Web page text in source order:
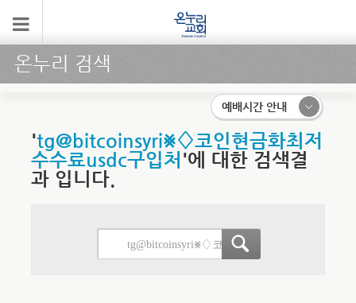
온누리 검색
예배시간 안내
'tg@bitcoinsyri⨳♢코인현금화최저
수수료usdc구입처 '에 대한 검색결
과 입니다.